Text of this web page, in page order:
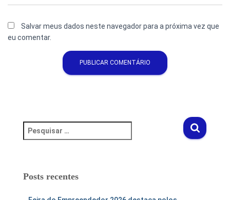
Salvar meus dados neste navegador para a próxima vez que
eu comentar.
Posts recentes